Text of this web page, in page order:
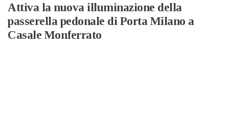
Attiva la nuova illuminazione della
passerella pedonale di Porta Milano a
Casale Monferrato